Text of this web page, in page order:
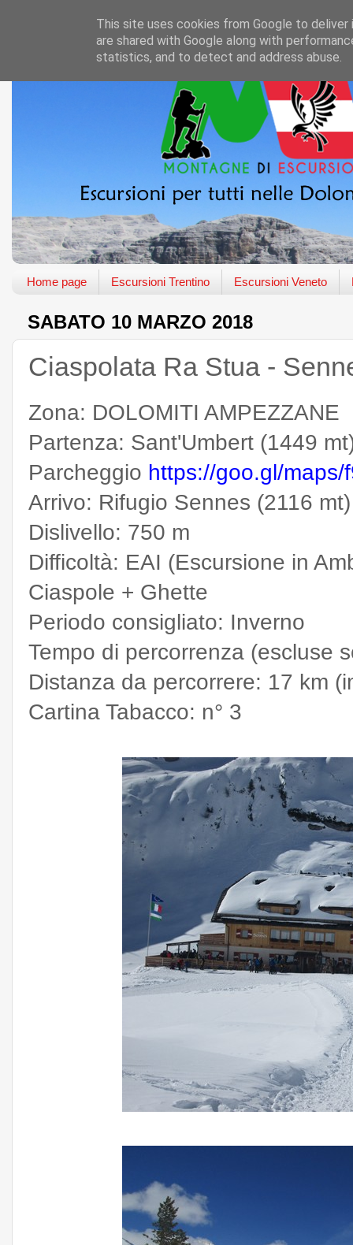
Home page Escursioni Trentino Escursioni Veneto
SABATO 10 MARZO 2018
Ciaspolata Ra Stua -
Zona: DOLOMITI AMPEZZANE
Partenza: Sant'Umbert (1449
Parcheggio https://goo.gl/maps/
Arrivo: Rifugio Sennes (2116 mt)
Dislivello: 750 m
Difficoltà: EAI (Escursione in
Ciaspole + Ghette
Periodo consigliato: Inverno
Tempo di percorrenza (escluse
Distanza da percorrere: 17 km
Cartina Tabacco: n° 3
This site uses cookies from Google to
are shared with Google along with
statistics, and to detect and address abuse.